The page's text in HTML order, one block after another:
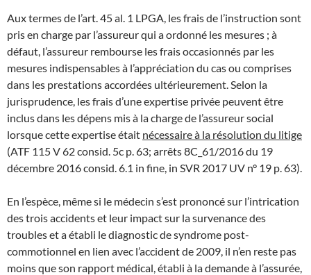
Aux termes de l’art. 45 al. 1 LPGA, les frais de l’instruction sont
pris en charge par l’assureur qui a ordonné les mesures ; à
défaut, l’assureur rembourse les frais occasionnés par les
mesures indispensables à l’appréciation du cas ou comprises
dans les prestations accordées ultérieurement. Selon la
jurisprudence, les frais d’une expertise privée peuvent être
inclus dans les dépens mis à la charge de l’assureur social
lorsque cette expertise était nécessaire à la résolution du litige
(ATF 115 V 62 consid. 5c p. 63; arrêts 8C_61/2016 du 19
décembre 2016 consid. 6.1 in fine, in SVR 2017 UV n° 19 p. 63).
En l’espèce, même si le médecin s’est prononcé sur l’intrication
des trois accidents et leur impact sur la survenance des
troubles et a établi le diagnostic de syndrome post-
commotionnel en lien avec l’accident de 2009, il n’en reste pas
moins que son rapport médical, établi à la demande à l’assurée,